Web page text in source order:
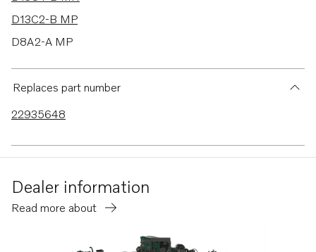
D13C2-B MP
D8A2-A MP
D13C2-A MP
D13C3-A MP
D13B-C MH
D13B-G MP
D13B-E MH (FE)
Replaces part number
22935648
Dealer information
Read more about